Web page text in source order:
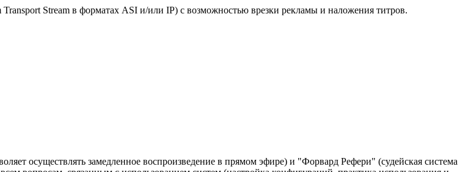
Stream в форматах ASI и/или IP) с возможностью врезки рекламы и наложения титров.
осуществлять замедленное воспроизведение в прямом эфире) и "Форвард Рефери" (судейская система